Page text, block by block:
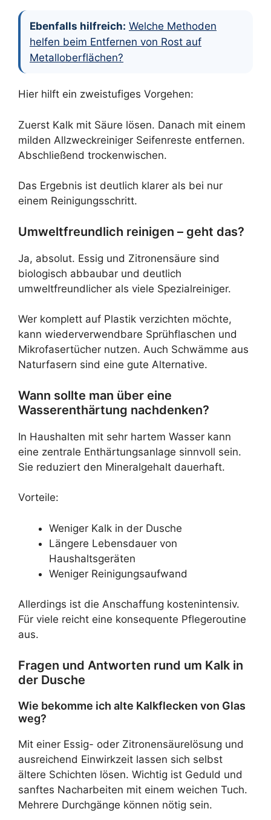
Ebenfalls hilfreich: Welche Methoden
helfen beim Entfernen von Rost auf
Metalloberflächen?
Hier hilft ein zweistufiges Vorgehen:
Zuerst Kalk mit Säure lösen. Danach mit einem
milden Allzweckreiniger Seifenreste entfernen.
Abschließend trockenwischen.
Das Ergebnis ist deutlich klarer als bei nur
einem Reinigungsschritt.
Umweltfreundlich reinigen – geht das?
Ja, absolut. Essig und Zitronensäure sind
biologisch abbaubar und deutlich
umweltfreundlicher als viele Spezialreiniger.
Wer komplett auf Plastik verzichten möchte,
kann wiederverwendbare Sprühflaschen und
Mikrofasertücher nutzen. Auch Schwämme aus
Naturfasern sind eine gute Alternative.
Wann sollte man über eine
Wasserenthärtung nachdenken?
In Haushalten mit sehr hartem Wasser kann
eine zentrale Enthärtungsanlage sinnvoll sein.
Sie reduziert den Mineralgehalt dauerhaft.
Vorteile:
Weniger Kalk in der Dusche
Längere Lebensdauer von
Haushaltsgeräten
Weniger Reinigungsaufwand
Allerdings ist die Anschaffung kostenintensiv.
Für viele reicht eine konsequente Pflegeroutine
aus.
Fragen und Antworten rund um Kalk in
der Dusche
Wie bekomme ich alte Kalkflecken von Glas
weg?
Mit einer Essig- oder Zitronensäurelösung und
ausreichend Einwirkzeit lassen sich selbst
ältere Schichten lösen. Wichtig ist Geduld und
sanftes Nacharbeiten mit einem weichen Tuch.
Mehrere Durchgänge können nötig sein.